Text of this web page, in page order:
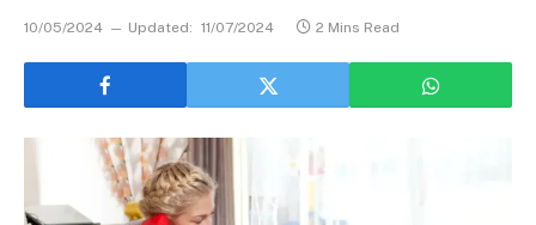
10/05/2024 Updated: 11/07/2024 2 Mins Read